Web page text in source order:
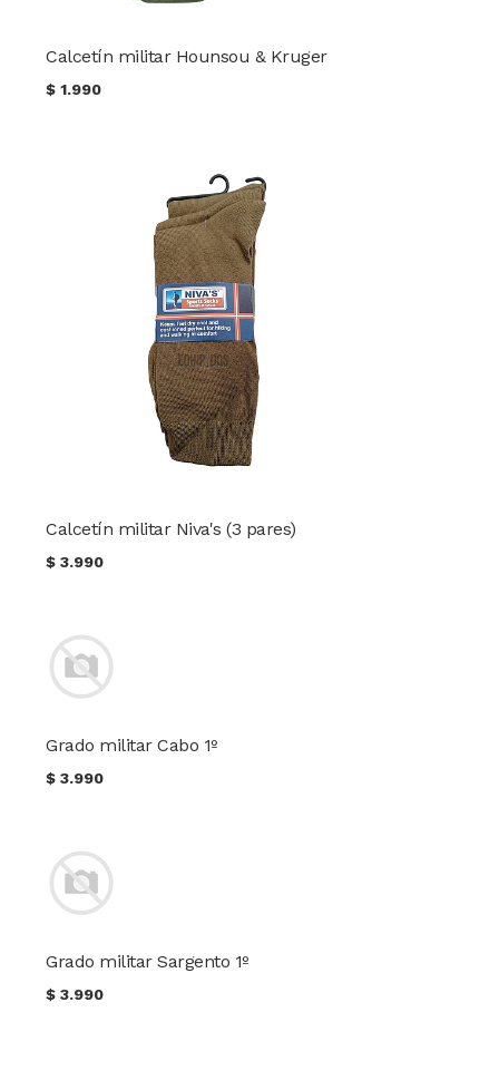
Calcetín militar Hounsou & Kruger
$1.990
Calcetín militar Niva's (3 pares)
$3.990
Grado militar Cabo 1º
$3.990
Grado militar Sargento 1º
$3.990